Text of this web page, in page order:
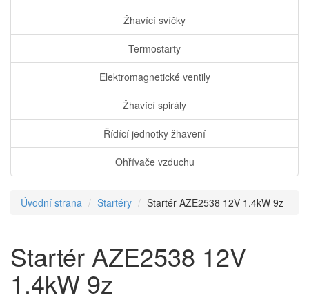
Žhavící svíčky
Termostarty
Elektromagnetické ventily
Žhavící spirály
Řídící jednotky žhavení
Ohřívače vzduchu
Úvodní strana Startéry Startér AZE2538 12V 1.4kW 9z
Startér AZE2538 12V
1.4kW 9z